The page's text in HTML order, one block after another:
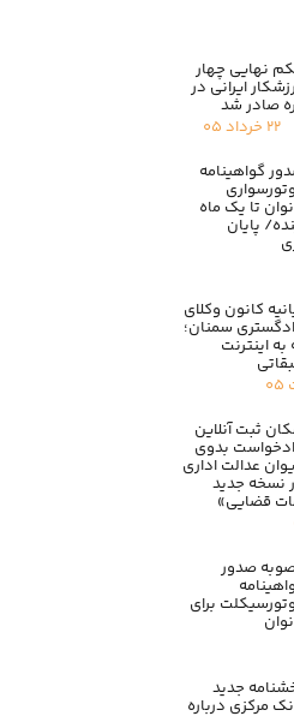
نهایی چهار
ایرانی در
صادر شد
۲۲ خرداد ۰۵
گواهینامه
تا یک ماه
پایان
کانون وکلای
سمنان؛
به اینترنت
ثبت آنلاین
بدوی
عدالت اداری
نسخه جدید
قضایی»
صدور
برای
جدید
مرکزی درباره